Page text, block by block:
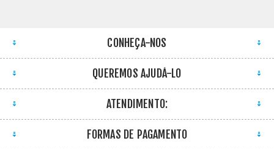
CONHEÇA-NOS
QUEREMOS AJUDÁ-LO
ATENDIMENTO:
FORMAS DE PAGAMENTO